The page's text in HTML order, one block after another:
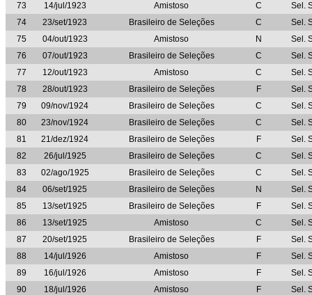
73
14/jul/1923 Amistoso C
Sel.
74
23/set/1923 Brasileiro de Seleções C
Sel.
75
04/out/1923 Amistoso N
Sel.
76
07/out/1923 Brasileiro de Seleções C
Sel.
77
12/out/1923 Amistoso C
Sel.
78
28/out/1923 Brasileiro de Seleções F
Sel.
79
09/nov/1924 Brasileiro de Seleções C
Sel.
80
23/nov/1924 Brasileiro de Seleções C
Sel.
81
21/dez/1924 Brasileiro de Seleções F
Sel.
82
26/jul/1925 Brasileiro de Seleções C
Sel.
83
02/ago/1925 Brasileiro de Seleções C
Sel.
84
06/set/1925 Brasileiro de Seleções N
Sel.
85
13/set/1925 Brasileiro de Seleções F
Sel.
86
13/set/1925 Amistoso C
Sel.
87
20/set/1925 Brasileiro de Seleções F
Sel.
88
14/jul/1926 Amistoso F
Sel.
89
16/jul/1926 Amistoso F
Sel.
90
18/jul/1926 Amistoso F
Sel.